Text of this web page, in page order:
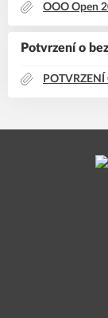
OOO Open
Potvrzení o